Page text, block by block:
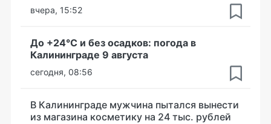
вчера, 15:52
До +24°С и без осадков: погода в
Калининграде 9 августа
сегодня, 08:56
В Калининграде мужчина пытался вынести
из магазина косметику на 24 тыс. рублей